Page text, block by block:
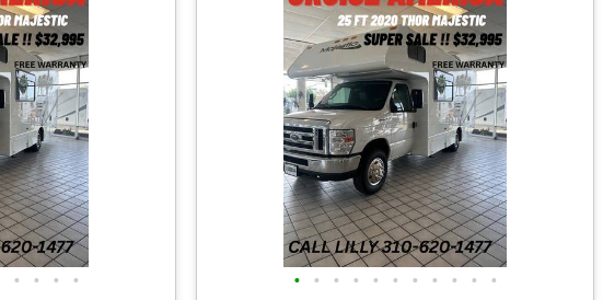
• • • • • • • • • • • • • • •